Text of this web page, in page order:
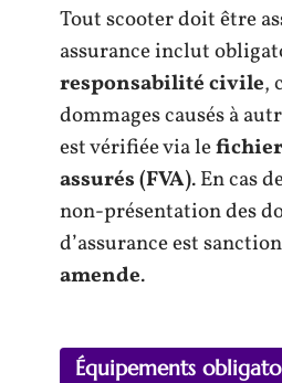
Tout scooter doit être
assurance inclut
responsabilité civile,
dommages causés à
est vérifiée via le
assurés (FVA). En cas
non-présentation des
d’assurance est
amende.
Équipements